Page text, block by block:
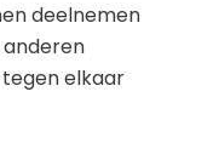
deelnemen
elkaar